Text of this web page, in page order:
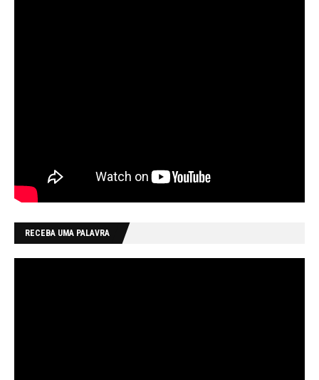
RECEBA UMA PALAVRA